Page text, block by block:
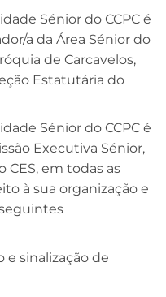
Sénior do CCPC é
a da Área Sénior do
de Carcavelos,
Estatutária do
Sénior do CCPC é
Executiva Sénior,
em todas as
à sua organização e
sinalização de